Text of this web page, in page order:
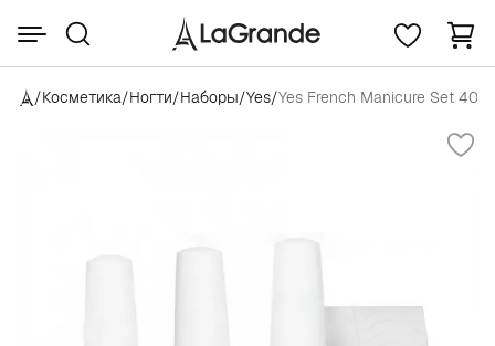
/Косметика/Ногти/Наборы/Yes/Yes French Manicure Set 403